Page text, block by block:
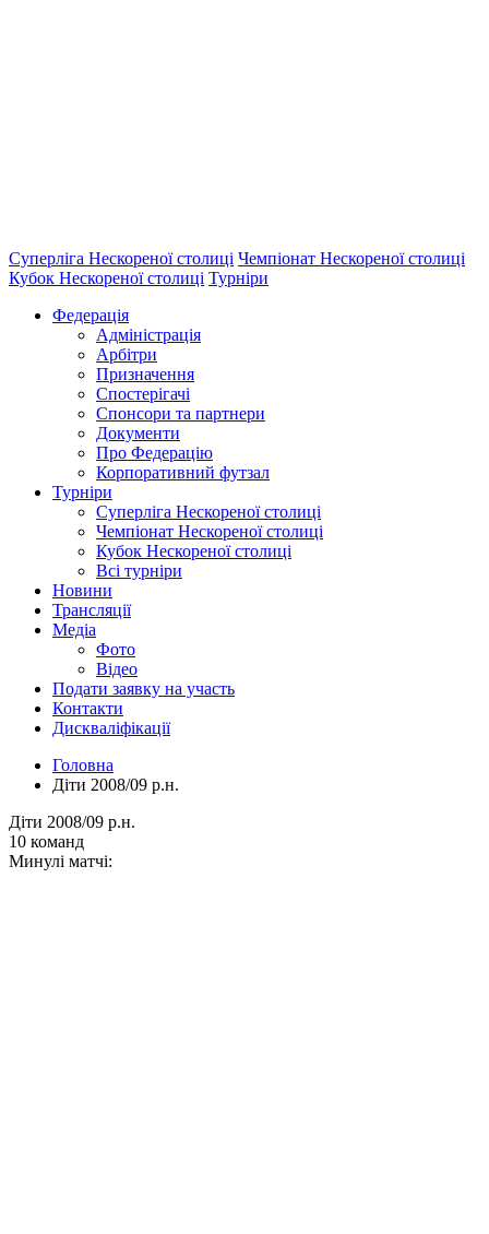
Суперліга Нескореної столиці Чемпіонат Нескореної столиці
Кубок Нескореної столиці Турніри
Федерація
Адміністрація
Арбітри
Призначення
Спостерігачі
Спонсори та партнери
Документи
Про Федерацію
Корпоративний футзал
Турніри
Суперліга Нескореної столиці
Чемпіонат Нескореної столиці
Кубок Нескореної столиці
Всі турніри
Новини
Трансляції
Медіа
Фото
Відео
Подати заявку на участь
Контакти
Дискваліфікації
Головна
Діти 2008/09 р.н.
Діти 2008/09 р.н.
10 команд
Минулі матчі: